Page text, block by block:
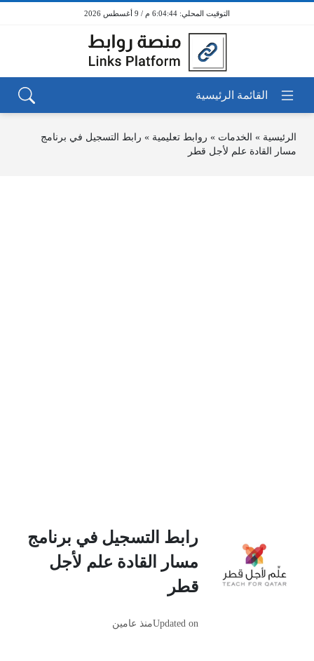
6:04:44 م / 9 أغسطس 2026
الرئيسية » الخدمات » روابط تعليمية » رابط التسجيل في برنامج
مسار القادة علم لأجل قطر
رابط التسجيل في برنامج
مسار القادة علم لأجل
قطر
Updated onمنذ عامين